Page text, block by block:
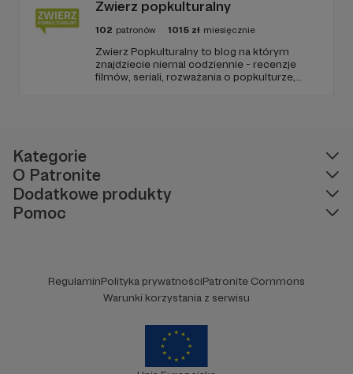
Zwierz popkulturalny
102 patronów 1015 zł miesięcznie
Zwierz Popkulturalny to blog na którym
znajdziecie niemal codziennie - recenzje
filmów, seriali, rozważania o popkulturze,
Kategorie
O Patronite
Dodatkowe produkty
Pomoc
RegulaminPolityka prywatnościPatronite Commons
Warunki korzystania z serwisu